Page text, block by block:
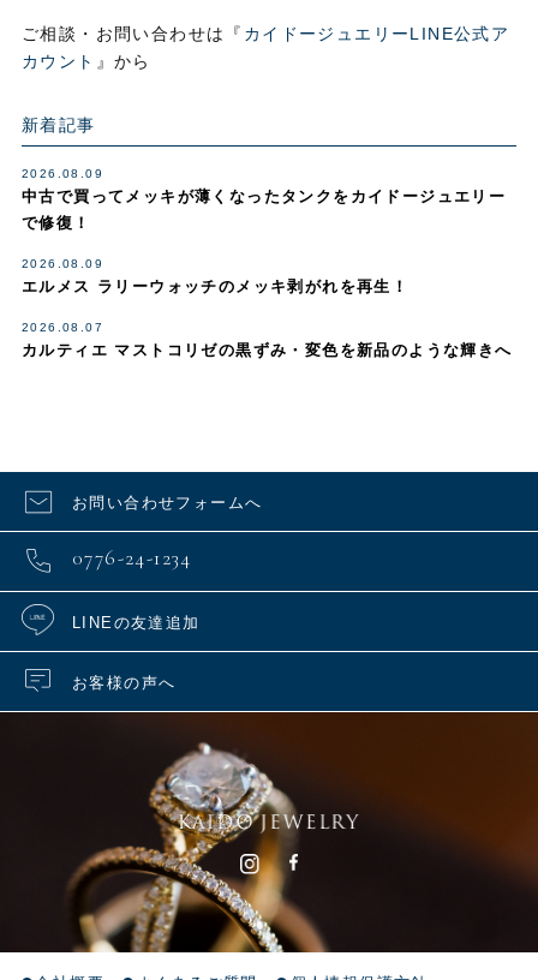
ご相談・お問い合わせは『 カイドージュエリーLINE公式ア
カウント 』から
新着記事
2026.08.09
中古で買ってメッキが薄くなったタンクをカイドージュエリー
で修復！
2026.08.09
エルメス ラリーウォッチのメッキ剥がれを再生！
2026.08.07
カルティエ マストコリゼの黒ずみ・変色を新品のような輝きへ
お問い合わせフォームへ
0776-24-1234
LINEの友達追加
お客様の声へ